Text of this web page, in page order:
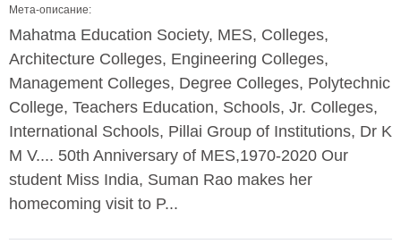
Мета-описание:
Mahatma Education Society, MES, Colleges,
Architecture Colleges, Engineering Colleges,
Management Colleges, Degree Colleges, Polytechnic
College, Teachers Education, Schools, Jr. Colleges,
International Schools, Pillai Group of Institutions, Dr K
M V.... 50th Anniversary of MES,1970-2020 Our
student Miss India, Suman Rao makes her
homecoming visit to P...